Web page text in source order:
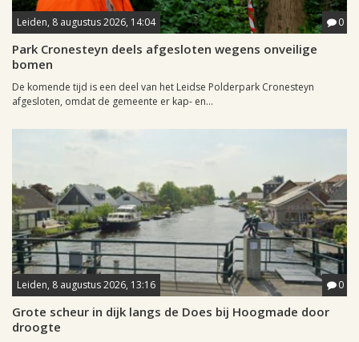
Leiden, 8 augustus 2026, 14:04 0
Park Cronesteyn deels afgesloten wegens onveilige
bomen
De komende tijd is een deel van het Leidse Polderpark Cronesteyn
afgesloten, omdat de gemeente er kap- en...
Leiden, 8 augustus 2026, 13:16 0
Grote scheur in dijk langs de Does bij Hoogmade door
droogte